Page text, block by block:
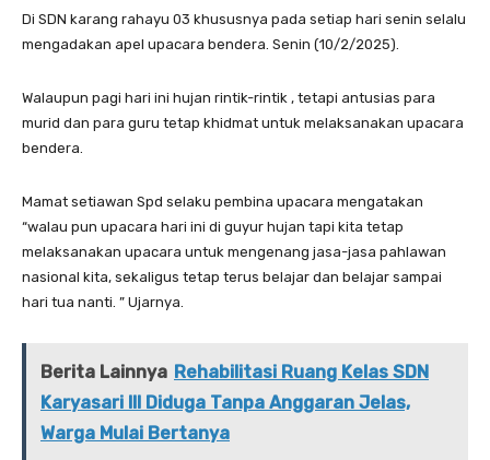
Di SDN karang rahayu 03 khususnya pada setiap hari senin selalu
mengadakan apel upacara bendera. Senin (10/2/2025).
Walaupun pagi hari ini hujan rintik-rintik , tetapi antusias para
murid dan para guru tetap khidmat untuk melaksanakan upacara
bendera.
Mamat setiawan Spd selaku pembina upacara mengatakan
“walau pun upacara hari ini di guyur hujan tapi kita tetap
melaksanakan upacara untuk mengenang jasa-jasa pahlawan
nasional kita, sekaligus tetap terus belajar dan belajar sampai
hari tua nanti. ” Ujarnya.
Berita Lainnya Rehabilitasi Ruang Kelas SDN
Karyasari III Diduga Tanpa Anggaran Jelas,
Warga Mulai Bertanya